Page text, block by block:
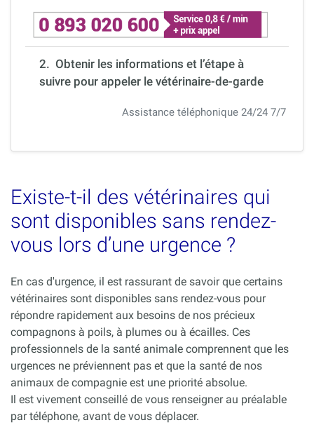
2. Obtenir les informations et l’étape à
suivre pour appeler le vétérinaire-de-garde
Assistance téléphonique 24/24 7/7
Existe-t-il des vétérinaires qui
sont disponibles sans rendez-
vous lors d’une urgence ?
En cas d'urgence, il est rassurant de savoir que certains
vétérinaires sont disponibles sans rendez-vous pour
répondre rapidement aux besoins de nos précieux
compagnons à poils, à plumes ou à écailles. Ces
professionnels de la santé animale comprennent que les
urgences ne préviennent pas et que la santé de nos
animaux de compagnie est une priorité absolue.
Il est vivement conseillé de vous renseigner au préalable
par téléphone, avant de vous déplacer.